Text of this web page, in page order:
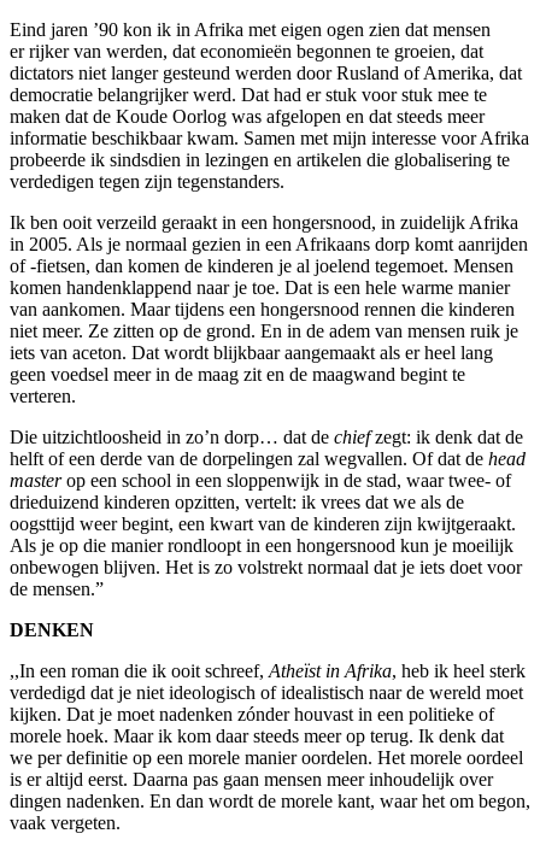
Eind jaren ’90 kon ik in Afrika met eigen ogen zien dat mensen
er rijker van werden, dat economieën begonnen te groeien, dat
dictators niet langer gesteund werden door Rusland of Amerika, dat
democratie belangrijker werd. Dat had er stuk voor stuk mee te
maken dat de Koude Oorlog was afgelopen en dat steeds meer
informatie beschikbaar kwam. Samen met mijn interesse voor Afrika
probeerde ik sindsdien in lezingen en artikelen die globalisering te
verdedigen tegen zijn tegenstanders.
Ik ben ooit verzeild geraakt in een hongersnood, in zuidelijk Afrika
in 2005. Als je normaal gezien in een Afrikaans dorp komt aanrijden
of -fietsen, dan komen de kinderen je al joelend tegemoet. Mensen
komen handenklappend naar je toe. Dat is een hele warme manier
van aankomen. Maar tijdens een hongersnood rennen die kinderen
niet meer. Ze zitten op de grond. En in de adem van mensen ruik je
iets van aceton. Dat wordt blijkbaar aangemaakt als er heel lang
geen voedsel meer in de maag zit en de maagwand begint te
verteren.
Die uitzichtloosheid in zo’n dorp… dat de chiefzegt: ik denk dat de
helft of een derde van de dorpelingen zal wegvallen. Of dat de head
masterop een school in een sloppenwijk in de stad, waar twee- of
drieduizend kinderen opzitten, vertelt: ik vrees dat we als de
oogsttijd weer begint, een kwart van de kinderen zijn kwijtgeraakt.
Als je op die manier rondloopt in een hongersnood kun je moeilijk
onbewogen blijven. Het is zo volstrekt normaal dat je iets doet voor
de mensen.”
DENKEN
,,In een roman die ik ooit schreef, Atheïst in Afrika, heb ik heel sterk
verdedigd dat je niet ideologisch of idealistisch naar de wereld moet
kijken. Dat je moet nadenken zónder houvast in een politieke of
morele hoek. Maar ik kom daar steeds meer op terug. Ik denk dat
we per definitie op een morele manier oordelen. Het morele oordeel
is er altijd eerst. Daarna pas gaan mensen meer inhoudelijk over
dingen nadenken. En dan wordt de morele kant, waar het om begon,
vaak vergeten.